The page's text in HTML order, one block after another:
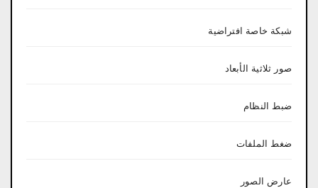
شبكة خاصة افتراضية
صور ثلاثية الأبعاد
ضبط النظام
ضغط الملفات
عارض الصور